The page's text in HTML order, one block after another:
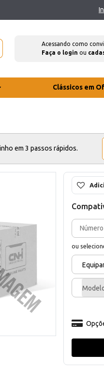
Acessando como
Faça o login ou
Clássicos em
em 3 passos rápidos.
ou